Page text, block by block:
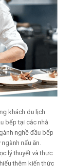
khách du lịch
bếp tại các nhà
nghề đầu bếp
nấu ăn.
lý thuyết và thực
thêm kiến thức